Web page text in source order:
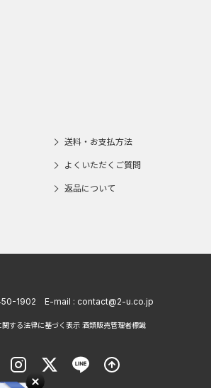
送料・お支払方法
よくいただくご質問
返品について
1902 E-mail : contact@2-u.co.jp
関する法律に基づく表示 酒類販売管理者標識